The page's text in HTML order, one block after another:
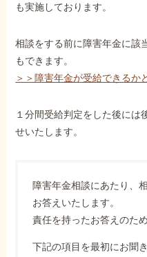
も実施しております。
相談をする前に障害年金に該
もできます。
＞＞障害年金が受給できるか
１分間受給判定をした後には
せいたします。
障害年金相談にあたり、
お答えいたします。
責任を持ったお答えのた
下記の項目を最初にお聞